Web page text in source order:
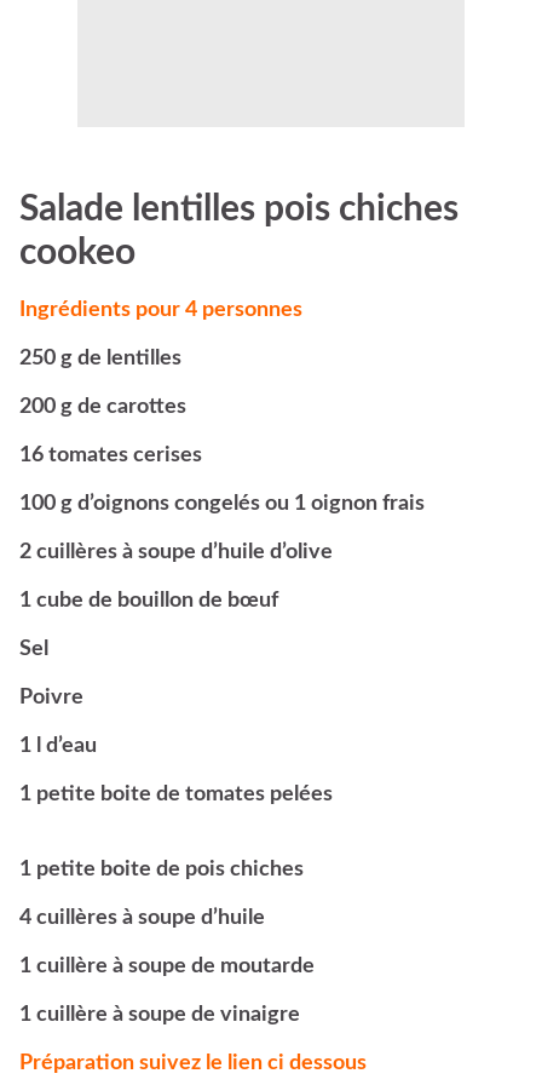
Salade lentilles pois chiches
cookeo
Ingrédients pour 4 personnes
250 g de lentilles
200 g de carottes
16 tomates cerises
100 g d’oignons congelés ou 1 oignon frais
2 cuillères à soupe d’huile d’olive
1 cube de bouillon de bœuf
Sel
Poivre
1 l d’eau
1 petite boite de tomates pelées
1 petite boite de pois chiches
4 cuillères à soupe d’huile
1 cuillère à soupe de moutarde
1 cuillère à soupe de vinaigre
Préparation suivez le lien ci dessous